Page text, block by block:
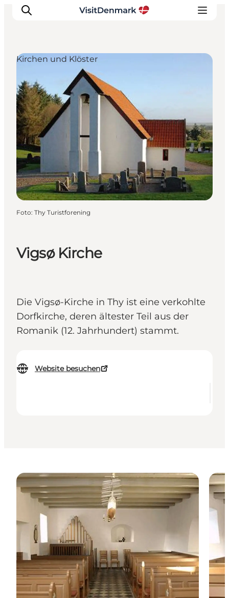
Inspiration
Regionen
Erlebnisse
Unterkünfte
Reiseplanung
Vigsø Kirche
Die Vigsø-Kirche in Thy ist eine verkohlte
Dorfkirche, deren ältester Teil aus der
Romanik (12. Jahrhundert) stammt.
Website besuchen
Kirchen und Klöster
Foto: Thy Turistforening